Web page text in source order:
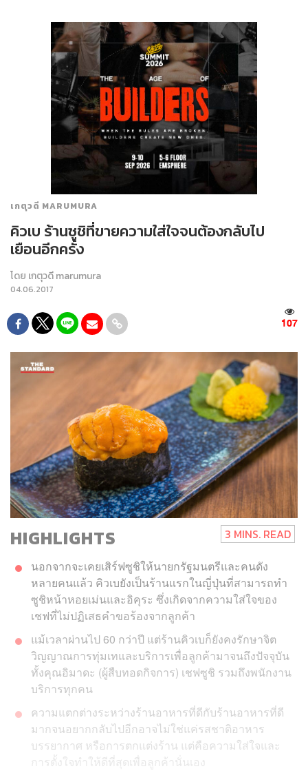
เกตุวดี MARUMURA
คิวเบ ร้านซูชิที่ขายความใส่ใจจนต้องกลับไป
เยือนอีกครั้ง
โดย เกตุวดี marumura
04.06.2017
107
HIGHLIGHTS 3 MINS. READ
นอกจากจะเคยเสิร์ฟซูชิให้นายกรัฐมนตรีและคนดัง
หลายคนแล้ว คิวเบยังเป็นร้านแรกในญี่ปุ่นที่สามารถทำ
ซูชิหน้าหอยเม่นและอิคุระ ซึ่งเกิดจากความใส่ใจของ
เชฟที่ไม่ปฏิเสธคำขอร้องจากลูกค้า
แม้เวลาผ่านไป 60 กว่าปี แต่ร้านคิวเบก็ยังคงรักษาจิต
วิญญาณการทุ่มเทและบริการเพื่อลูกค้ามาจนถึงปัจจุบัน
ทั้งคุณอิมาดะ (ผู้สืบทอดกิจการ) เชฟซูชิ รวมถึงพนักงาน
บริการทุกคน
ความแตกต่างระหว่างร้านอาหารที่ดีกับร้านอาหารที่ดี
มากจนอยากกลับไปอีกอาจไม่ใช่แค่รสชาติอาหาร
บรรยากาศ หรือการตกแต่งร้าน แต่คือความใส่ใจและ
การตั้งใจทำให้ดีที่สุดเพื่อลูกค้านั่นเอง